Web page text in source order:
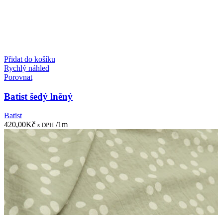
Přidat do košíku
Rychlý náhled
Porovnat
Batist šedý lněný
Batist
420,00Kč s DPH /1m